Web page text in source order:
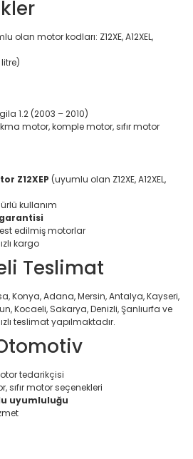
olan motor kodları: Z12XE, A12XEL,
litre)
1.2 (2003 – 2010)
motor, komple motor, sıfır motor
Z12XEP (uyumlu olan Z12XE, A12XEL,
kullanım
edilmiş motorlar
kargo
Teslimat
Konya, Adana, Mersin, Antalya, Kayseri,
Kocaeli, Sakarya, Denizli, Şanlıurfa ve
teslimat yapılmaktadır.
tedarikçisi
sıfır motor seçenekleri
uyumluluğu